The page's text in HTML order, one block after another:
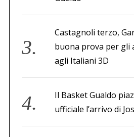
Castagnoli terzo,
buona prova per gli
agli Italiani 3D
Il Basket Gualdo
ufficiale l’arrivo di